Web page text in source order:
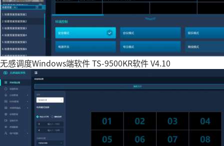
无感调度Windows端软件 TS-9500KR软件 V4.10